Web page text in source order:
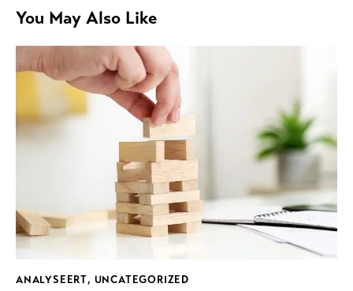
You May Also Like
ANALYSEERT, UNCATEGORIZED